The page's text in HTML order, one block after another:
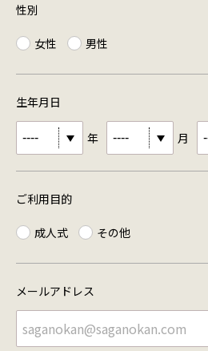
性別
女性 男性
生年月日
年 月
ご利用目的
成人式 その他
メールアドレス